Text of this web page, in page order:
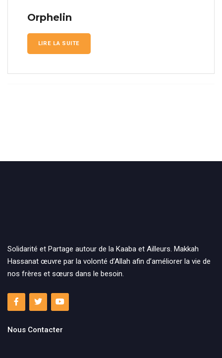
Orphelin
LIRE LA SUITE
Solidarité et Partage autour de la Kaaba et Ailleurs. Makkah
Hassanat œuvre par la volonté d’Allah afin d’améliorer la vie de
nos frères et sœurs dans le besoin.
Nous Contacter